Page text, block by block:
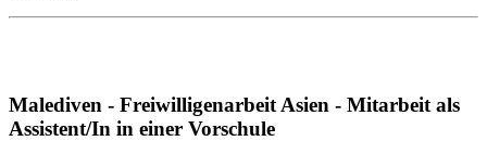
Malediven - Freiwilligenarbeit Asien - Mitarbeit als
Assistent/In in einer Vorschule